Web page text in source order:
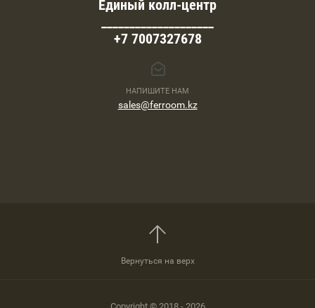
Единый колл-центр
+7 7007327678
НАПИШИТЕ НАМ
sales@ferroom.kz
Вернуться на верх